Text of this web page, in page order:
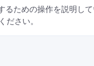
るための操作を説明し
ださい。